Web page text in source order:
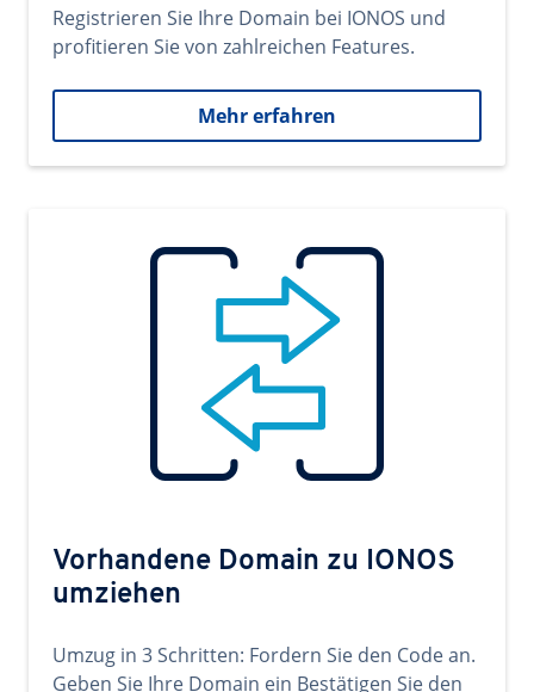
Registrieren Sie Ihre Domain bei IONOS und
profitieren Sie von zahlreichen Features.
Mehr erfahren
Vorhandene Domain zu IONOS
umziehen
Umzug in 3 Schritten: Fordern Sie den Code an.
Geben Sie Ihre Domain ein Bestätigen Sie den